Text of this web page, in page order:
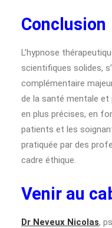
Conclusion
L’hypnose
scientifiques solides,
complémentaire
de la santé mentale et
en plus précises, en
patients et les
pratiquée par des
cadre éthique.
Venir au
Dr Neveux Nicolas,